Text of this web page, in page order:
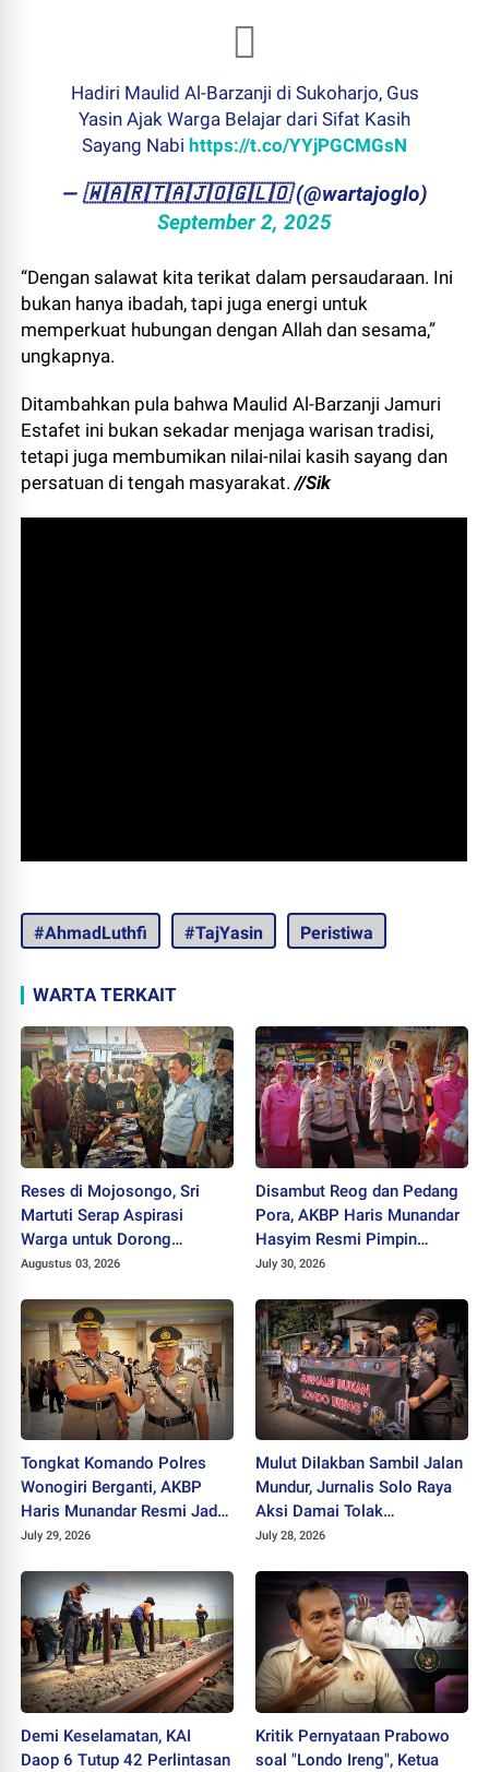
Hadiri Maulid Al-Barzanji di Sukoharjo, Gus
Yasin Ajak Warga Belajar dari Sifat Kasih
Sayang Nabi https://t.co/YYjPGCMGsN
— ​🇼​​🇦​​🇷​​🇹​​🇦​​🇯​​🇴​​🇬​​🇱​​🇴 (@wartajoglo)
September 2, 2025
“Dengan salawat kita terikat dalam persaudaraan. Ini
bukan hanya ibadah, tapi juga energi untuk
memperkuat hubungan dengan Allah dan sesama,”
ungkapnya.
Ditambahkan pula bahwa Maulid Al-Barzanji Jamuri
Estafet ini bukan sekadar menjaga warisan tradisi,
tetapi juga membumikan nilai-nilai kasih sayang dan
persatuan di tengah masyarakat.//Sik
#AhmadLuthfi #TajYasin Peristiwa
WARTA TERKAIT
Reses di Mojosongo, Sri
Martuti Serap Aspirasi
Warga untuk Dorong
Ekonomi Kreatif dan Kota
Augustus 03, 2026
Disambut Reog dan Pedang
Pora, AKBP Haris Munandar
Hasyim Resmi Pimpin
Polres Wonogiri
July 30, 2026
Tongkat Komando Polres
Wonogiri Berganti, AKBP
Haris Munandar Resmi Jadi
Kapolres Baru
July 29, 2026
Mulut Dilakban Sambil Jalan
Mundur, Jurnalis Solo Raya
Aksi Damai Tolak
Stigmatisasi "Londo Ireng"
July 28, 2026
Demi Keselamatan, KAI
Daop 6 Tutup 42 Perlintasan
Kritik Pernyataan Prabowo
soal "Londo Ireng", Ketua